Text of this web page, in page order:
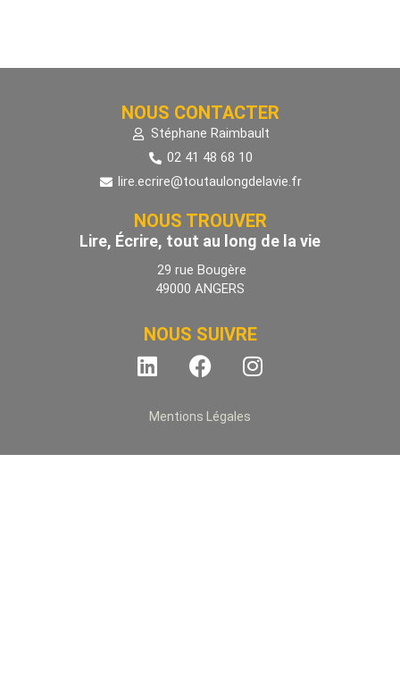
NOUS CONTACTER
Stéphane Raimbault
02 41 48 68 10
lire.ecrire@toutaulongdelavie.fr
NOUS TROUVER
Lire, Écrire, tout au long de la vie
29 rue Bougère
49000 ANGERS
NOUS SUIVRE
Mentions Légales